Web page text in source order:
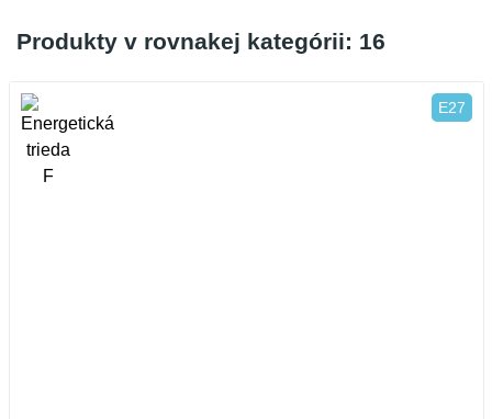
Produkty v rovnakej kategórii: 16
E27